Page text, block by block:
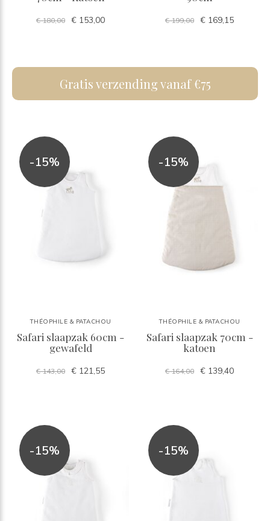
€ 180,00 € 153,00 € 199,00 € 169,15
Gratis verzending vanaf €75
-15%
THÉOPHILE & PATACHOU
Safari slaapzak 60cm -
gewafeld
€ 143,00 € 121,55
-15%
THÉOPHILE & PATACHOU
Safari slaapzak 70cm -
katoen
€ 164,00 € 139,40
-15% -15%